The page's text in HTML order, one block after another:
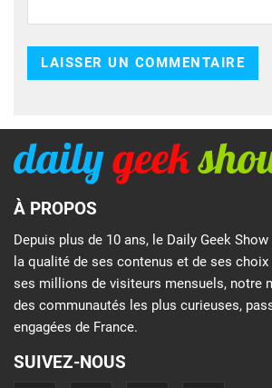
À PROPOS
Depuis plus de 10 ans, le Daily Geek
la qualité de ses contenus et de ses
ses millions de visiteurs mensuels, notre
des communautés les plus curieuses,
engagées de France.
SUIVEZ-NOUS